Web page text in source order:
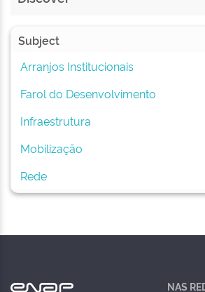
Subject
Arranjos Institucionais
Farol do Desenvolvimento
Infraestrutura
Mobilização
Rede
NAS